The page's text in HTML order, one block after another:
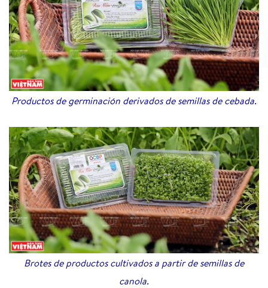
Productos de germinación derivados de semillas de cebada.
Brotes de productos cultivados a partir de semillas de
canola.